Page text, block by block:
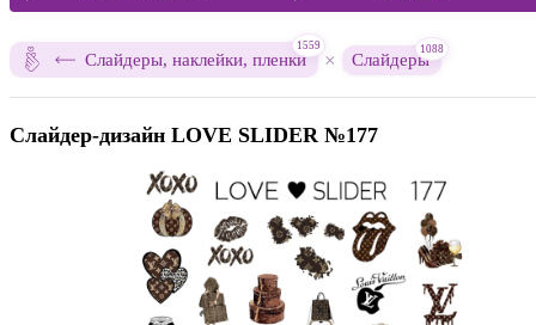
Слайдеры, наклейки, пленки
1559
× Слайдеры
1088
Слайдер-дизайн LOVE SLIDER №177